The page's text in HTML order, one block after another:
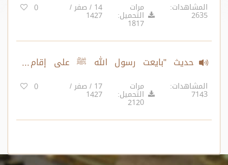
المشاهدات:
2635
مرات
التحميل:
1817
14 / صفر /
1427
0
حديث "بايعت رسول الله ﷺ على إقام
الصلاة.." ، «لا يؤمن أحدكم حتى يحب
لأخيه..»
المشاهدات:
7143
مرات
التحميل:
2120
17 / صفر /
1427
0